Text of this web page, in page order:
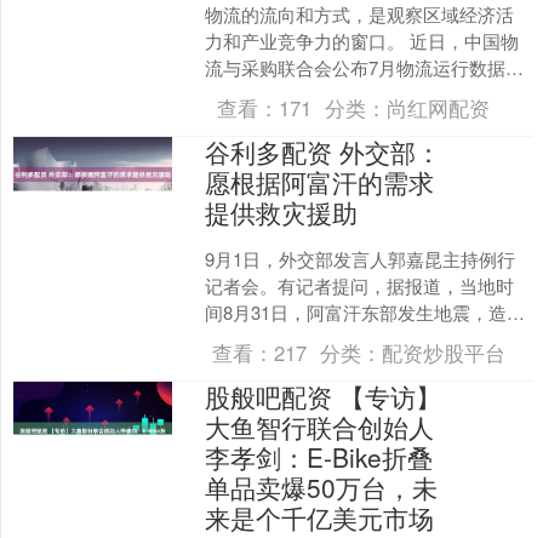
物流的流向和方式，是观察区域经济活
力和产业竞争力的窗口。 近日，中国物
流与采购联合会公布7月物流运行数据。
今年1-7月，全国社会物流总额达201.9万
亿元，同比....
查看： 171 分类： 尚红网配资
谷利多配资 外交部：
愿根据阿富汗的需求
提供救灾援助
9月1日，外交部发言人郭嘉昆主持例行
记者会。有记者提问，据报道，当地时
间8月31日，阿富汗东部发生地震，造成
严重人员伤亡和财产损失。中方对此有
何评论？是否将向阿....
查看： 217 分类： 配资炒股平台
股般吧配资 【专访】
大鱼智行联合创始人
李孝剑：E-Bike折叠
单品卖爆50万台，未
来是个千亿美元市场